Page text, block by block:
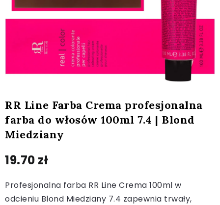
RR Line Farba Crema profesjonalna
farba do włosów 100ml 7.4 | Blond
Miedziany
19.70 zł
Profesjonalna farba RR Line Crema 100ml w
odcieniu Blond Miedziany 7.4 zapewnia trwały,